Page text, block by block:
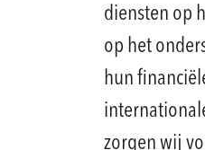
diensten op
op het
hun
zorgen wij